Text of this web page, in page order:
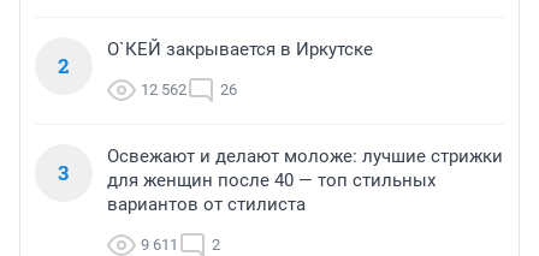
2
О`КЕЙ закрывается в Иркутске
12 562 26
3
Освежают и делают моложе: лучшие стрижки
для женщин после 40 — топ стильных
вариантов от стилиста
9 611 2